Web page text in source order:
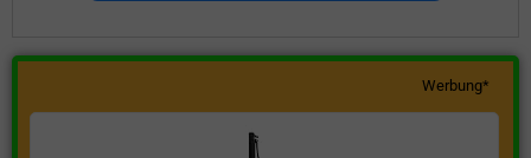
Werbung*